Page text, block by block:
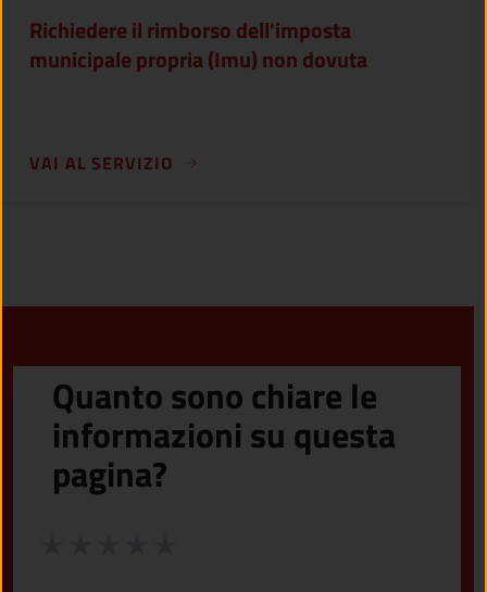
Richiedere il rimborso dell'imposta
municipale propria (Imu) non dovuta
VAI AL SERVIZIO
Quanto sono chiare le
informazioni su questa
pagina?